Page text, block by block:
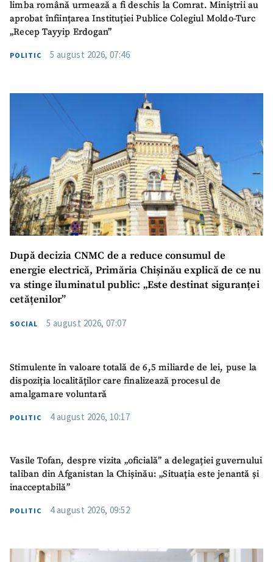
SUSȚINE
limba română urmează a fi deschis la Comrat. Miniștrii au
aprobat înființarea Instituției Publice Colegiul Moldo-Turc
„Recep Tayyip Erdogan”
POLITIC 5 august 2026, 07:46
După decizia CNMC de a reduce consumul de
energie electrică, Primăria Chișinău explică de ce nu
va stinge iluminatul public: „Este destinat siguranței
cetățenilor”
SOCIAL 5 august 2026, 07:07
Stimulente în valoare totală de 6,5 miliarde de lei, puse la
dispoziția localităților care finalizează procesul de
amalgamare voluntară
POLITIC 4 august 2026, 10:17
Vasile Tofan, despre vizita „oficială” a delegației guvernului
taliban din Afganistan la Chișinău: „Situația este jenantă și
inacceptabilă”
POLITIC 4 august 2026, 09:52